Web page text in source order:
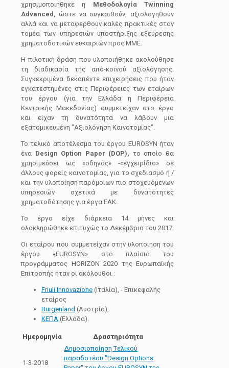
χρησιμοποιήθηκε η Μεθοδολογία Twinning
Advanced, ώστε να συγκριθούν, αξιολογηθούν
αλλά και να μεταφερθούν καλές πρακτικές στον
τομέα των υπηρεσιών υποστήριξης εξεύρεσης
χρηματοδοτικών ευκαιριών προς ΜΜΕ.
Η πιλοτική δράση που υλοποιήθηκε ακολούθησε
τη διαδικασία της από-κοινού αξιολόγησης.
Συγκεκριμένα δεκαπέντε επιχειρήσεις που ήταν
εγκατεστημένες στις Περιφέρειες των εταίρων
του έργου (για την Ελλάδα η Περιφέρεια
Κεντρικής Μακεδονίας) συμμετείχαν στο έργο
και είχαν τη δυνατότητα να λάβουν μια
εξατομικευμένη "Αξιολόγηση Καινοτομίας".
Το τελικό αποτέλεσμα του έργου EUROSYN ήταν
ένα Design Option Paper (DOP), το οποίο θα
χρησιμεύσει ως «οδηγός» -«εγχειρίδιο» σε
άλλους φορείς καινοτομίας, για το σχεδιασμό ή /
και την υλοποίηση παρόμοιων πιο στοχευόμενων
υπηρεσιών σχετικά με δυνατότητες
χρηματοδότησης για έργα ΕΑΚ.
Το έργο είχε διάρκεια 14 μήνες και
ολοκληρώθηκε επιτυχώς το Δεκέμβριο του 2017.
Οι εταίρου που συμμετείχαν στην υλοποίηση του
έργου «EUROSYN» στο πλαίσιο του
προγράμματος HORIZON 2020 της Ευρωπαϊκής
Επιτροπής ήταν οι ακόλουθοι :
Friuli Innovazione (Ιταλία), - Eπικεφαλής
εταίρος
Burgenland (Αυστρία),
ΚΕΠΑ (Ελλάδα).
Ημερομηνία Δραστηριότητα
1-3-2018
Δημοσιοποίηση Tελικού
παραδοτέου ''Design Options